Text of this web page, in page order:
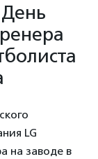
LG
на заводе в